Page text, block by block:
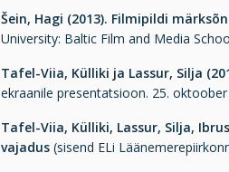
Šein, Hagi (2013). Filmipildi
University: Baltic Film and Media
Tafel-Viia, Külliki ja Lassur, Silja
ekraanile presentatsioon. 25.
Tafel-Viia, Külliki, Lassur, Silja,
vajadus (sisend ELi